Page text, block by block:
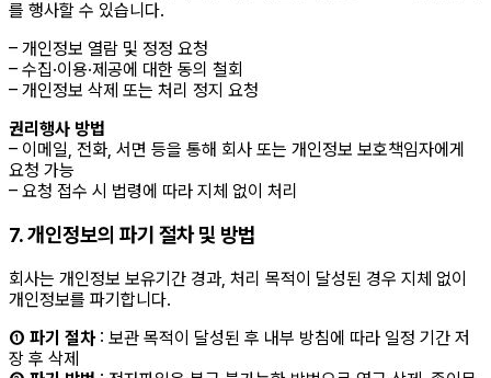
를 행사할 수 있습니다.
– 개인정보 열람 및 정정 요청
– 수집·이용·제공에 대한 동의 철회
– 개인정보 삭제 또는 처리 정지 요청
권리행사 방법
– 이메일, 전화, 서면 등을 통해 회사 또는 개인정보 보호책임자에게
요청 가능
– 요청 접수 시 법령에 따라 지체 없이 처리
7. 개인정보의 파기 절차 및 방법
회사는 개인정보 보유기간 경과, 처리 목적이 달성된 경우 지체 없이
개인정보를 파기합니다.
① 파기 절차: 보관 목적이 달성된 후 내부 방침에 따라 일정 기간 저
장 후 삭제